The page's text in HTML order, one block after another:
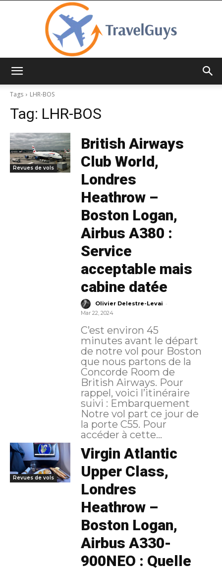
Tags
LHR-BOS
Tag: LHR-BOS
Revues de vols
British Airways
Club World,
Londres
Heathrow –
Boston Logan,
Airbus A380 :
Service
acceptable mais
cabine datée
Olivier Delestre-Levai -
Mar 22, 2024
C’est environ 45
minutes avant le départ
de notre vol pour Boston
que nous partons de la
Concorde Room de
British Airways. Pour
rappel, voici l’itinéraire
suivi : Embarquement
Notre vol part ce jour de
la porte C55. Pour
accéder à cette...
Revues de vols
Virgin Atlantic
Upper Class,
Londres
Heathrow –
Boston Logan,
Airbus A330-
900NEO : Quelle